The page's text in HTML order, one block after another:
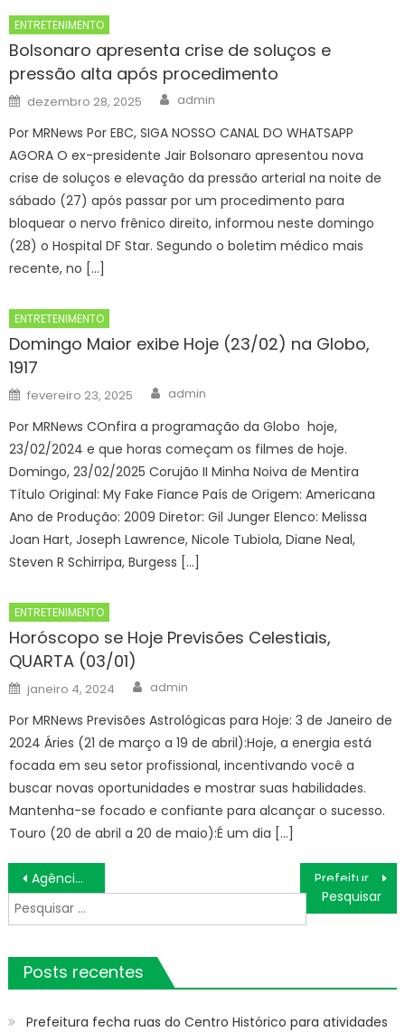
ENTRETENIMENTO
Bolsonaro apresenta crise de soluços e
pressão alta após procedimento
Posted
on
dezembro 28, 2025 Author
admin
Por MRNews Por EBC, SIGA NOSSO CANAL DO WHATSAPP
AGORA O ex-presidente Jair Bolsonaro apresentou nova
crise de soluços e elevação da pressão arterial na noite de
sábado (27) após passar por um procedimento para
bloquear o nervo frênico direito, informou neste domingo
(28) o Hospital DF Star. Segundo o boletim médico mais
recente, no […]
ENTRETENIMENTO
Domingo Maior exibe Hoje (23/02) na Globo,
1917
Posted
on
fevereiro 23, 2025 Author
admin
Por MRNews COnfira a programação da Globo hoje,
23/02/2024 e que horas começam os filmes de hoje.
Domingo, 23/02/2025 Corujão II Minha Noiva de Mentira
Título Original: My Fake Fiance País de Origem: Americana
Ano de Produção: 2009 Diretor: Gil Junger Elenco: Melissa
Joan Hart, Joseph Lawrence, Nicole Tubiola, Diane Neal,
Steven R Schirripa, Burgess […]
ENTRETENIMENTO
Horóscopo se Hoje Previsões Celestiais,
QUARTA (03/01)
Posted
on
janeiro 4, 2024 Author
admin
Por MRNews Previsões Astrológicas para Hoje: 3 de Janeiro de
2024 Áries (21 de março a 19 de abril):Hoje, a energia está
focada em seu setor profissional, incentivando você a
buscar novas oportunidades e mostrar suas habilidades.
Mantenha-se focado e confiante para alcançar o sucesso.
Touro (20 de abril a 20 de maio):É um dia […]
Navegação
de
Post
Agência Minas Gerais | Governo de Minas anuncia R$ 350 milhões para obras rodoviárias na região Central do estado
Prefeitura reforça vacinação contra sarampo antes das férias, festas juninas e viagens internacionais
Pesquisar
por:
Posts recentes
Prefeitura fecha ruas do Centro Histórico para atividades